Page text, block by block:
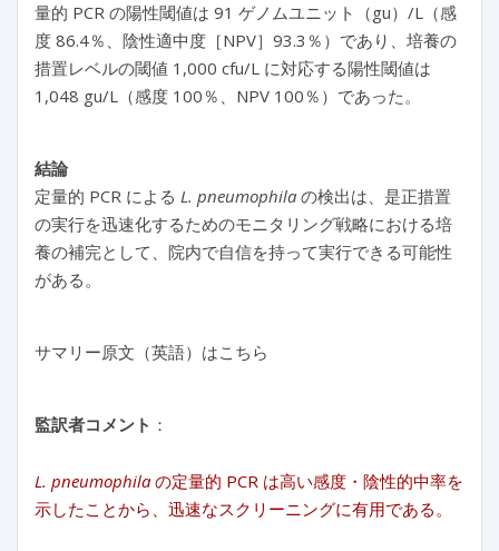
量的 PCR の陽性閾値は 91 ゲノムユニット（gu）/L（感
度 86.4％、陰性適中度［NPV］93.3％）であり、培養の
措置レベルの閾値 1,000 cfu/L に対応する陽性閾値は
1,048 gu/L（感度 100％、NPV 100％）であった。
結論
定量的 PCR による L. pneumophila の検出は、是正措置
の実行を迅速化するためのモニタリング戦略における培
養の補完として、院内で自信を持って実行できる可能性
がある。
サマリー原文（英語）はこちら
監訳者コメント ：
L. pneumophila の定量的 PCR は高い感度・陰性的中率を
示したことから、迅速なスクリーニングに有用である。